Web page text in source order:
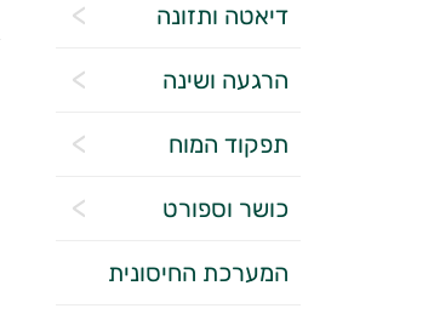
דיאטה ותזונה
הרגעה ושינה
תפקוד המוח
כושר וספורט
המערכת החיסונית